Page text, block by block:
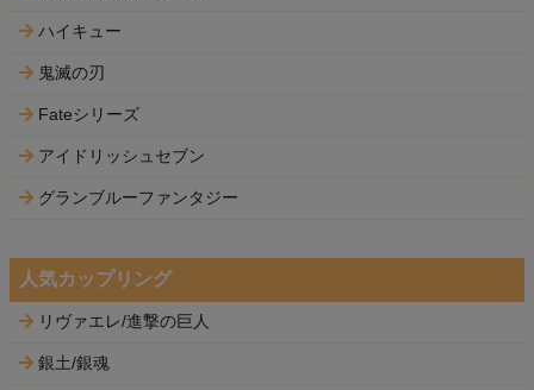
ハイキュー
鬼滅の刃
Fateシリーズ
アイドリッシュセブン
グランブルーファンタジー
人気カップリング
リヴァエレ/進撃の巨人
銀土/銀魂